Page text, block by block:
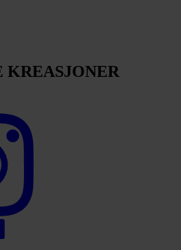
KREASJONER